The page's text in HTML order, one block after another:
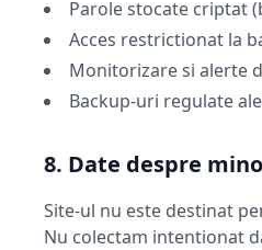
Parole stocate criptat
Acces restrictionat la
Monitorizare si alerte
Backup-uri regulate
8. Date despre
Site-ul nu este destinat
Nu colectam intentionat